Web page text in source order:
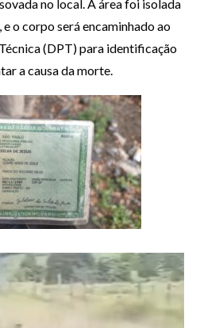
no local. A área foi isolada
o corpo será encaminhado ao
(DPT) para identificação
a causa da morte.